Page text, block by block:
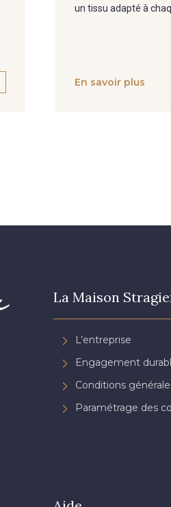
un tissu adapté à
En savoir plus
La Maison
L’entreprise
Engagement
Conditions
Paramétrage des